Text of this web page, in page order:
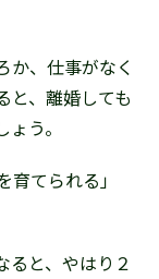
か、仕事がなく
と、離婚しても
う。
育てられる」
ると、やはり２